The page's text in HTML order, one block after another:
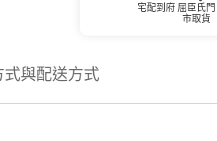
宅配到府 屈臣氏門
市取貨
式與配送方式